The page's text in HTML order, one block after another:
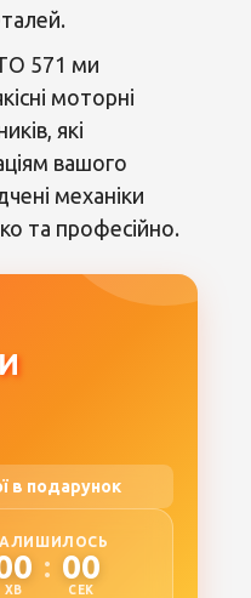
571 ми
моторні
які
вашого
механіки
та професійно.
в подарунок
ХВ
: 00
СЕК